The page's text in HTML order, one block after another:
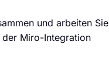
und arbeiten Sie
Miro-Integration